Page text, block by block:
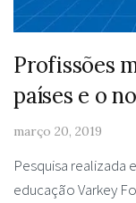
Profissões
países e o
março 20, 2019
Pesquisa realizada
educação Varkey